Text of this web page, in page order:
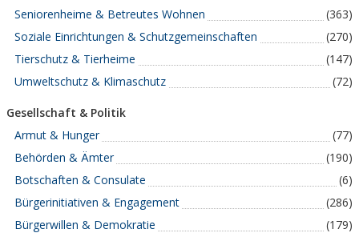
Seniorenheime & Betreutes Wohnen
(363)
Soziale Einrichtungen & Schutzgemeinschaften
(270)
Tierschutz & Tierheime
(147)
Umweltschutz & Klimaschutz
(72)
Gesellschaft & Politik
Armut & Hunger
(77)
Behörden & Ämter
(190)
Botschaften & Consulate
(6)
Bürgerinitiativen & Engagement
(286)
Bürgerwillen & Demokratie
(179)